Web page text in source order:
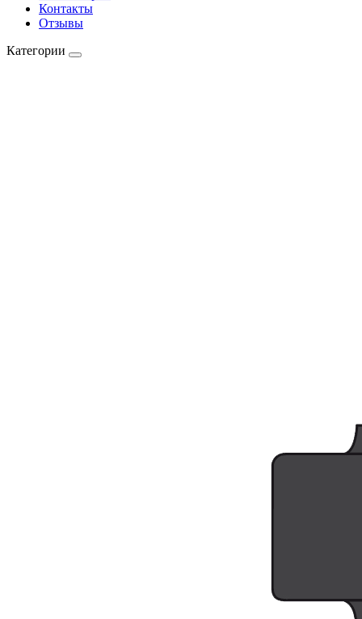
Контакты
Отзывы
Категории